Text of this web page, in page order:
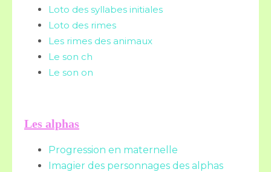
Loto des syllabes initiales
Loto des rimes
Les rimes des animaux
Le son ch
Le son on
Les alphas
Progression en maternelle
Imagier des personnages des alphas